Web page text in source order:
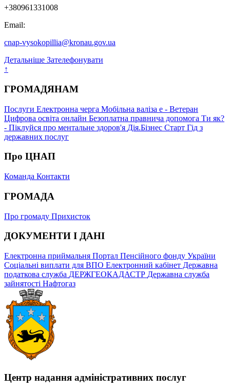
+380961331008
Email:
cnap-vysokopillia@kronau.gov.ua
Детальніше Зателефонувати
↑
ГРОМАДЯНАМ
Послуги Електронна черга Мобільна валіза е - Ветеран
Цифрова освіта онлайн Безоплатна правнича допомога Ти як?
- Піклуйся про ментальне здоров'я Дія.Бізнес Старт Гід з
державних послуг
Про ЦНАП
Команда Контакти
ГРОМАДА
Про громаду Прихисток
ДОКУМЕНТИ І ДАНІ
Електронна приймальня Портал Пенсійного фонду України
Соціальні виплати для ВПО Електронний кабінет Державна
податкова служба ДЕРЖГЕОКАДАСТР Державна служба
зайнятості Нафтогаз
Центр надання адміністративних послуг